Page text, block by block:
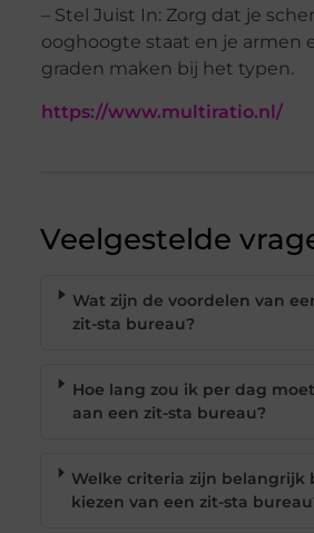
– Stel Juist In: Zorg dat je
ooghoogte staat en je armen
graden maken bij het typen.
https://www.multiratio.nl/
Veelgestelde
Wat zijn de voordelen van
zit-sta bureau?
Hoe lang zou ik per dag
aan een zit-sta bureau?
Welke criteria zijn belangrijk
kiezen van een zit-sta